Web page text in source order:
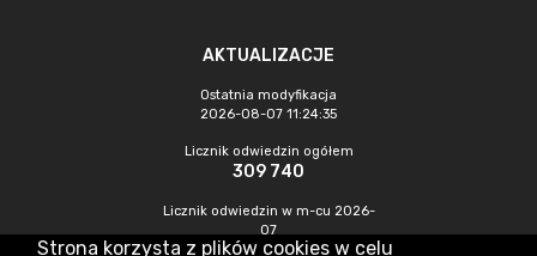
AKTUALIZACJE
Ostatnia modyfikacja
2026-08-07 11:24:35
Licznik odwiedzin ogółem
309 740
Licznik odwiedzin w m-cu 2026-
07
438
Strona korzysta z plików cookies w celu